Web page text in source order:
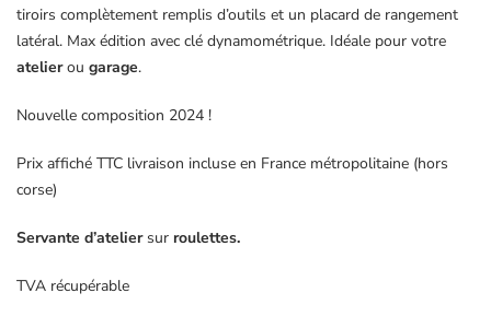
tiroirs complètement remplis d’outils et un placard de rangement
latéral. Max édition avec clé dynamométrique. Idéale pour votre
atelierou garage.
Nouvelle composition 2024 !
Prix affiché TTC livraison incluse en France métropolitaine (hors
corse)
Servante d’atelier sur roulettes.
TVA récupérable